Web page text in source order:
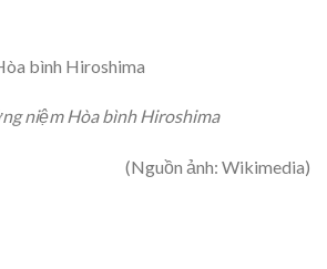
niệm Hòa bình Hiroshima
(Nguồn ảnh: Wikimedia)